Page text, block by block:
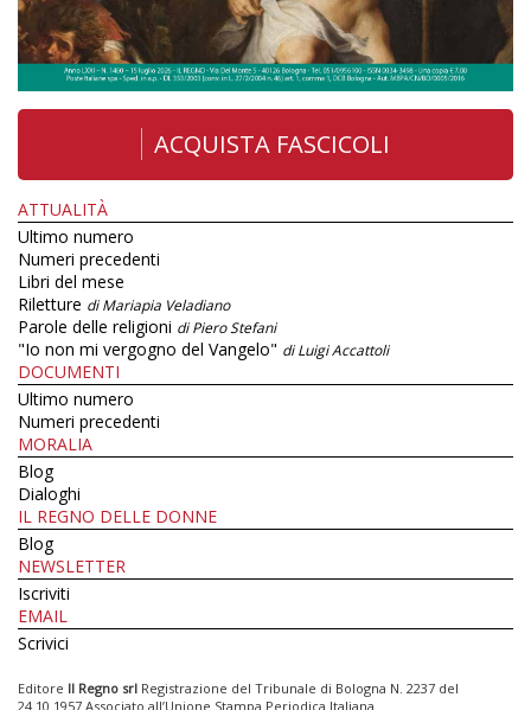
ACQUISTA FASCICOLI
ATTUALITÀ
Ultimo numero
Numeri precedenti
Libri del mese
Riletture di Mariapia Veladiano
Parole delle religioni di Piero Stefani
"Io non mi vergogno del Vangelo" di Luigi Accattoli
DOCUMENTI
Ultimo numero
Numeri precedenti
MORALIA
Blog
Dialoghi
IL REGNO DELLE DONNE
Blog
NEWSLETTER
Iscriviti
EMAIL
Scrivici
Editore Il Regno srl Registrazione del Tribunale di Bologna N. 2237 del
24.10.1957 Associato all’Unione Stampa Periodica Italiana